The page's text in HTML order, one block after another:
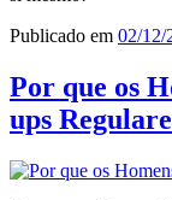
Publicado em 02/12/
Por que os
ups